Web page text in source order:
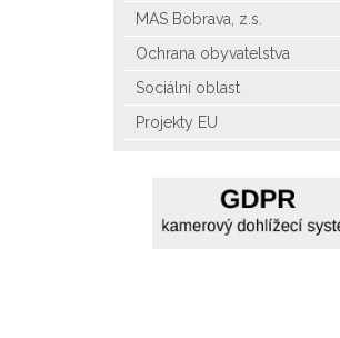
MAS Bobrava, z.s.
Ochrana obyvatelstva
Sociální oblast
Projekty EU